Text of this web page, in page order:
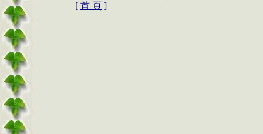
[ 首 頁 ]